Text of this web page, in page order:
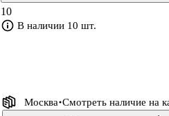
10
В наличии 10 шт.
Москва Смотреть наличие на